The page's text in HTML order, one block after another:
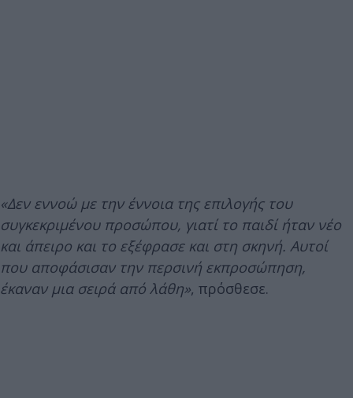
«Δεν εννοώ με την έννοια της επιλογής του
συγκεκριμένου προσώπου, γιατί το παιδί ήταν νέο
και άπειρο και το εξέφρασε και στη σκηνή. Αυτοί
που αποφάσισαν την περσινή εκπροσώπηση,
έκαναν μια σειρά από λάθη», πρόσθεσε.